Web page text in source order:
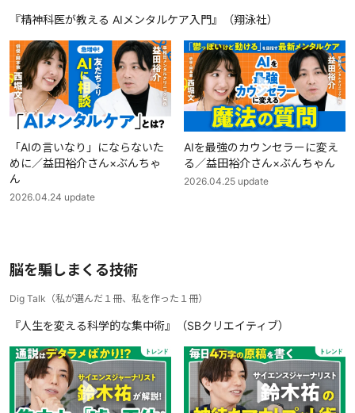
『精神科医が教える AIメンタルケア入門』（翔泳社）
「AIの言いなり」にならないた
めに／益田裕介さん×ぶんちゃ
ん
2026.04.24 update
AIを最強のカウンセラーに変え
る／益田裕介さん×ぶんちゃん
2026.04.25 update
脳を騙しまくる技術
Dig Talk （私が選んだ１冊、私を作った１冊）
『人生を変える科学的な集中術』（SBクリエイティブ）